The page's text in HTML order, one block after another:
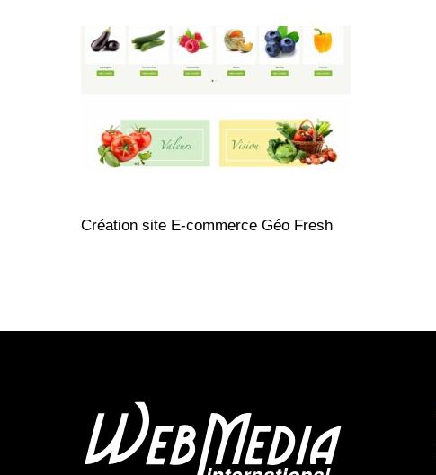
Création site E-commerce Géo Fresh